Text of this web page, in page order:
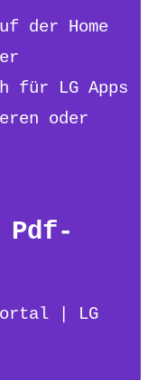
der Home
für LG Apps
oder
Pdf-
| LG